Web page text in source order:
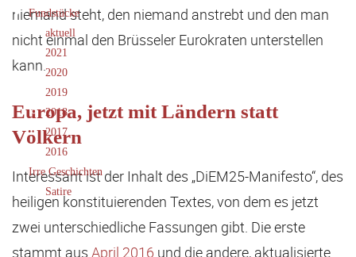
Fundstücke
aktuell
2021
2020
2019
2018
2017
2016
Irre Geschichten
Satire
niemand steht, den niemand anstrebt und den man
nicht einmal den Brüsseler Eurokraten unterstellen
kann.
Europa, jetzt mit Ländern statt
Völkern
Interessant ist der Inhalt des „DiEM25-Manifesto“, des
heiligen konstituierenden Textes, von dem es jetzt
zwei unterschiedliche Fassungen gibt. Die erste
stammt aus April 2016 und die andere, aktualisierte